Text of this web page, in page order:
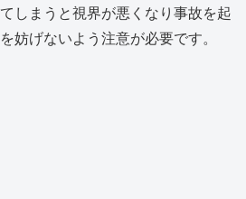
しまうと視界が悪くなり事故を起
妨げないよう注意が必要です。